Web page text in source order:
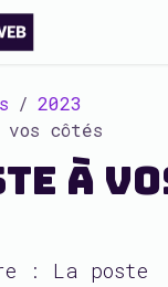
2023
côtés
à
: La poste